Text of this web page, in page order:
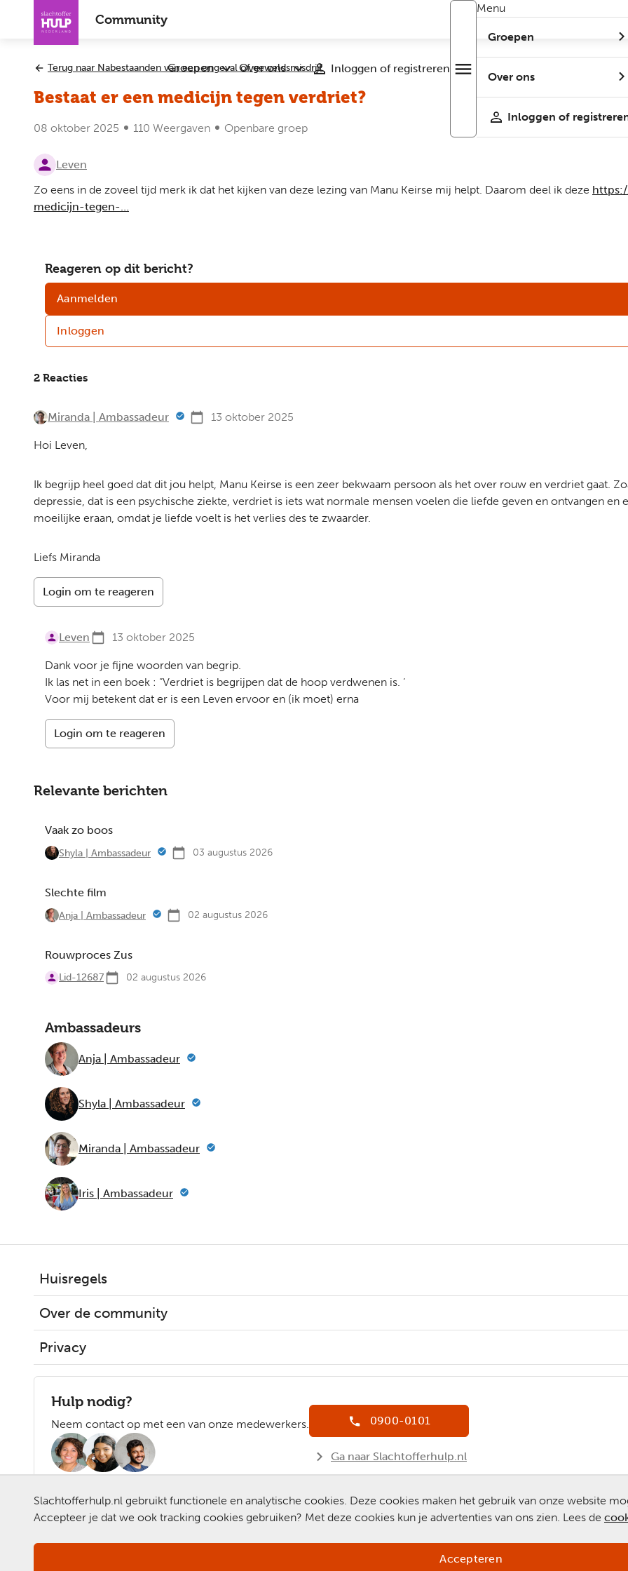
Slachtofferhulp.nl gebruikt functionele en analytische cookies. Deze cookies maken het gebruik van onze website
Accepteer je dat we ook tracking cookies gebruiken? Met deze cookies kun je advertenties van ons zien. Lees de
Accepteren
Overslaan
Community
Groepen Submenu
Over ons Submenu
ons
Inloggen of registreren Open
Menu
Groepen
Over ons
Inloggen of
Terug naar Nabestaanden van een ongeval of geweldsmisdrijf
Bestaat er een medicijn tegen verdriet?
08 oktober 2025 110 Weergaven Openbare groep
Leven
Zo eens in de zoveel tijd merk ik dat het kijken van deze lezing van Manu Keirse mij helpt. Daarom deel ik deze
medicijn-tegen-…
Reageren op dit bericht?
Aanmelden
Inloggen
2 Reacties
Miranda | Ambassadeur 13 oktober 2025
Hoi Leven,
Ik begrijp heel goed dat dit jou helpt, Manu Keirse is een zeer bekwaam persoon als het over rouw en verdriet gaat.
depressie, dat is een psychische ziekte, verdriet is iets wat normale mensen voelen die liefde geven en ontvangen en
moeilijke eraan, omdat je liefde voelt is het verlies des te zwaarder.
Liefs Miranda
Login om te reageren
Leven 13 oktober 2025
Dank voor je fijne woorden van begrip.
Ik las net in een boek : “Verdriet is begrijpen dat de hoop verdwenen is. ‘
Voor mij betekent dat er is een Leven ervoor en (ik moet) erna
Login om te reageren
Relevante berichten
Vaak zo boos
Shyla | Ambassadeur 03 augustus 2026
Slechte film
Anja | Ambassadeur 02 augustus 2026
Rouwproces Zus
Lid-12687 02 augustus 2026
Ambassadeurs
Anja | Ambassadeur
Shyla | Ambassadeur
Miranda | Ambassadeur
Iris | Ambassadeur
Huisregels
Over de community
Privacy
Hulp nodig?
Neem contact op met een van onze medewerkers. 0900-0101
Ga naar Slachtofferhulp.nl